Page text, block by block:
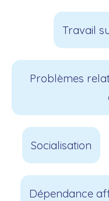
Travail
Problèmes
Socialisation
Dépendance